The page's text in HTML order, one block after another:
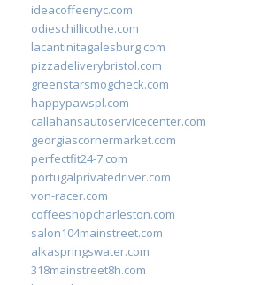
ideacoffeenyc.com
odieschillicothe.com
lacantinitagalesburg.com
pizzadeliverybristol.com
greenstarsmogcheck.com
happypawspl.com
callahansautoservicecenter.com
georgiascornermarket.com
perfectfit24-7.com
portugalprivatedriver.com
von-racer.com
coffeeshopcharleston.com
salon104mainstreet.com
alkaspringswater.com
318mainstreet8h.com